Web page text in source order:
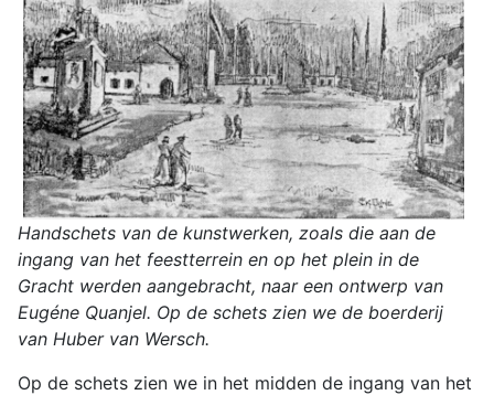
Handschets van de kunstwerken, zoals die aan de
ingang van het feestterrein en op het plein in de
Gracht werden aangebracht, naar een ontwerp van
Eugéne Quanjel. Op de schets zien we de boerderij
van Huber van Wersch.
Op de schets zien we in het midden de ingang van het